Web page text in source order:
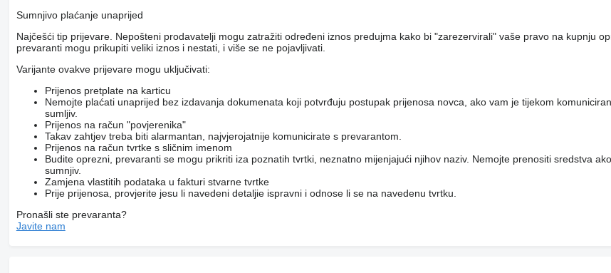
Sumnjivo plaćanje unaprijed
Najčešći tip prijevare. Nepošteni prodavatelji mogu zatražiti određeni iznos predujma kako bi "zarezervirali" vaše pravo na kupnju
prevaranti mogu prikupiti veliki iznos i nestati, i više se ne pojavljivati.
Varijante ovakve prijevare mogu uključivati:
Prijenos pretplate na karticu
Nemojte plaćati unaprijed bez izdavanja dokumenata koji potvrđuju postupak prijenosa novca, ako vam je tijekom
sumljiv.
Prijenos na račun "povjerenika"
Takav zahtjev treba biti alarmantan, najvjerojatnije komunicirate s prevarantom.
Prijenos na račun tvrtke s sličnim imenom
Budite oprezni, prevaranti se mogu prikriti iza poznatih tvrtki, neznatno mijenjajući njihov naziv. Nemojte prenositi sredstva
sumnjiv.
Zamjena vlastitih podataka u fakturi stvarne tvrtke
Prije prijenosa, provjerite jesu li navedeni detaljie ispravni i odnose li se na navedenu tvrtku.
Pronašli ste prevaranta?
Javite nam